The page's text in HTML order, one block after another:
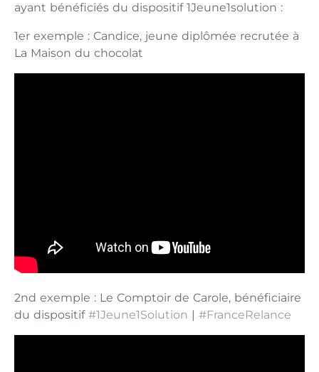
ayant bénéficiés du dispositif 1Jeune1solution :
1er exemple : Candice, jeune diplômée recrutée à
La Maison du chocolat
2nd exemple : Le Comptoir de Carole, bénéficiaire
du dispositif #1Jeune1Solution | #FranceRelance